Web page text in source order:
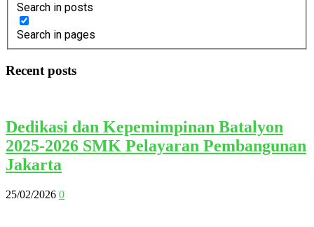
Search in posts
Search in pages
Recent posts
Dedikasi dan Kepemimpinan Batalyon
2025-2026 SMK Pelayaran Pembangunan
Jakarta
25/02/2026 0